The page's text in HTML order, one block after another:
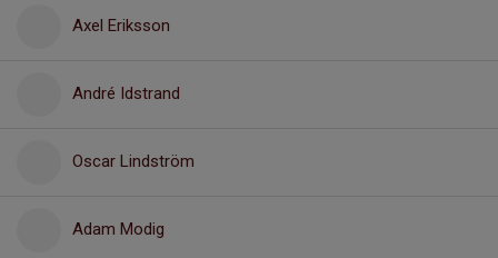
Axel Eriksson
André Idstrand
Oscar Lindström
Adam Modig